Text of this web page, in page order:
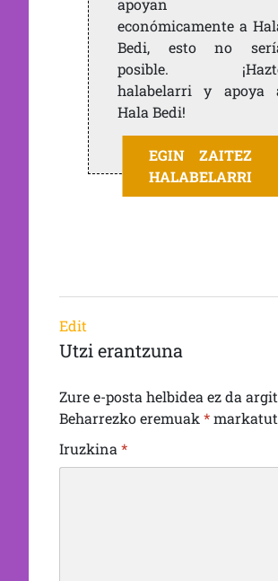
apoyan
económicamente a
Bedi, esto no
posible.
halabelarri y apoya
Hala Bedi!
EGIN ZAITEZ
HALABELARRI
Edit
Utzi erantzuna
Zure e-posta helbidea ez da
Beharrezko eremuak *
Iruzkina *